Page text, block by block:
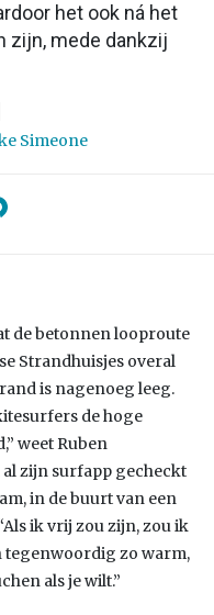
het ook ná het
zijn, mede dankzij
Simeone
de betonnen looproute
Strandhuisjes overal
is nagenoeg leeg.
de hoge
weet Ruben
zijn surfapp gecheckt
in de buurt van een
ik vrij zou zijn, zou ik
tegenwoordig zo warm,
als je wilt.”